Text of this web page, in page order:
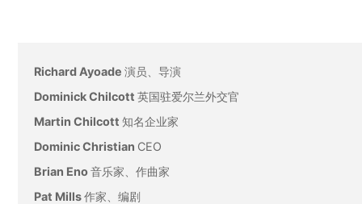
Richard Ayoade 演员、导演
Dominick Chilcott 英国驻爱尔兰外交官
Martin Chilcott 知名企业家
Dominic Christian CEO
Brian Eno音乐家、作曲家
Pat Mills作家、编剧